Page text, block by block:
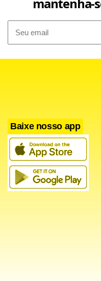
Baixe nosso app